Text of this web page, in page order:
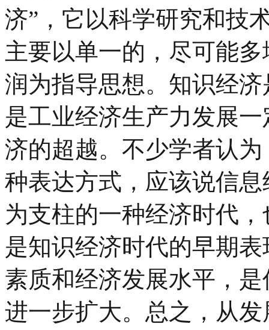
济”，它以科学研究和技
主要以单一的，尽可能
润为指导思想。知识经
是工业经济生产力发展
济的超越。不少学者认
种表达方式，应该说信
为支柱的一种经济时代
是知识经济时代的早期
素质和经济发展水平，
进一步扩大。总之，从